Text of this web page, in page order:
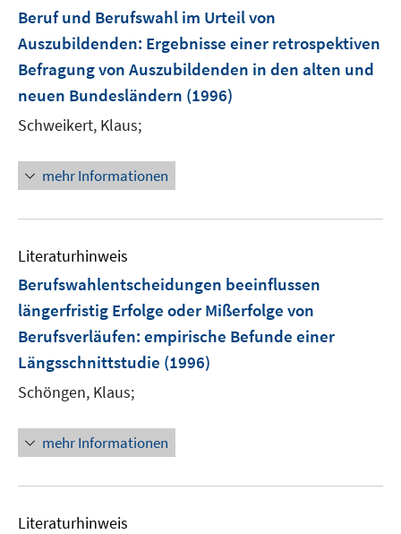
Beruf und Berufswahl im Urteil von
Auszubildenden: Ergebnisse einer retrospektiven
Befragung von Auszubildenden in den alten und
neuen Bundesländern (1996)
Schweikert, Klaus;
mehr Informationen
Literaturhinweis
Berufswahlentscheidungen beeinflussen
längerfristig Erfolge oder Mißerfolge von
Berufsverläufen: empirische Befunde einer
Längsschnittstudie (1996)
Schöngen, Klaus;
mehr Informationen
Literaturhinweis